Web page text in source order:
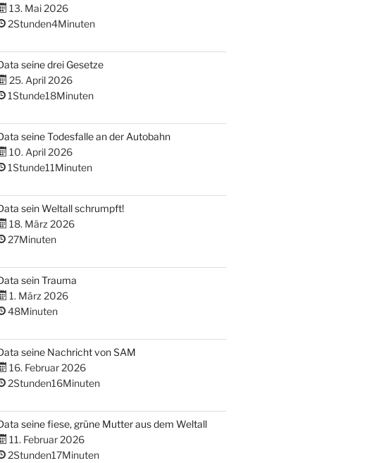
13. Mai 2026
2Stunden4Minuten
seine drei Gesetze
25. April 2026
1Stunde18Minuten
seine Todesfalle an der Autobahn
10. April 2026
1Stunde11Minuten
sein Weltall schrumpft!
18. März 2026
27Minuten
sein Trauma
1. März 2026
48Minuten
seine Nachricht von SAM
16. Februar 2026
2Stunden16Minuten
seine fiese, grüne Mutter aus dem Weltall
11. Februar 2026
2Stunden17Minuten